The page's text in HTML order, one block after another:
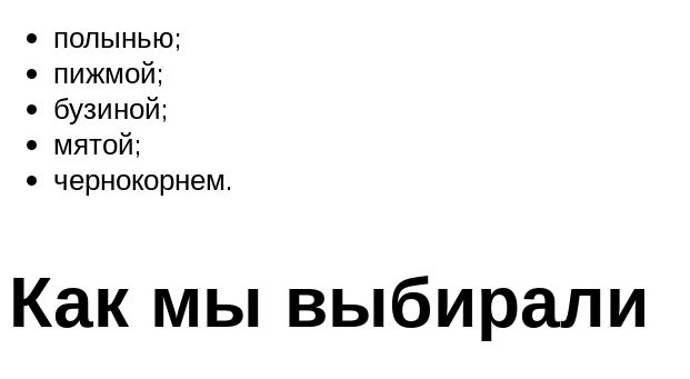
полынью;
пижмой;
бузиной;
мятой;
чернокорнем.
Как мы выбирали